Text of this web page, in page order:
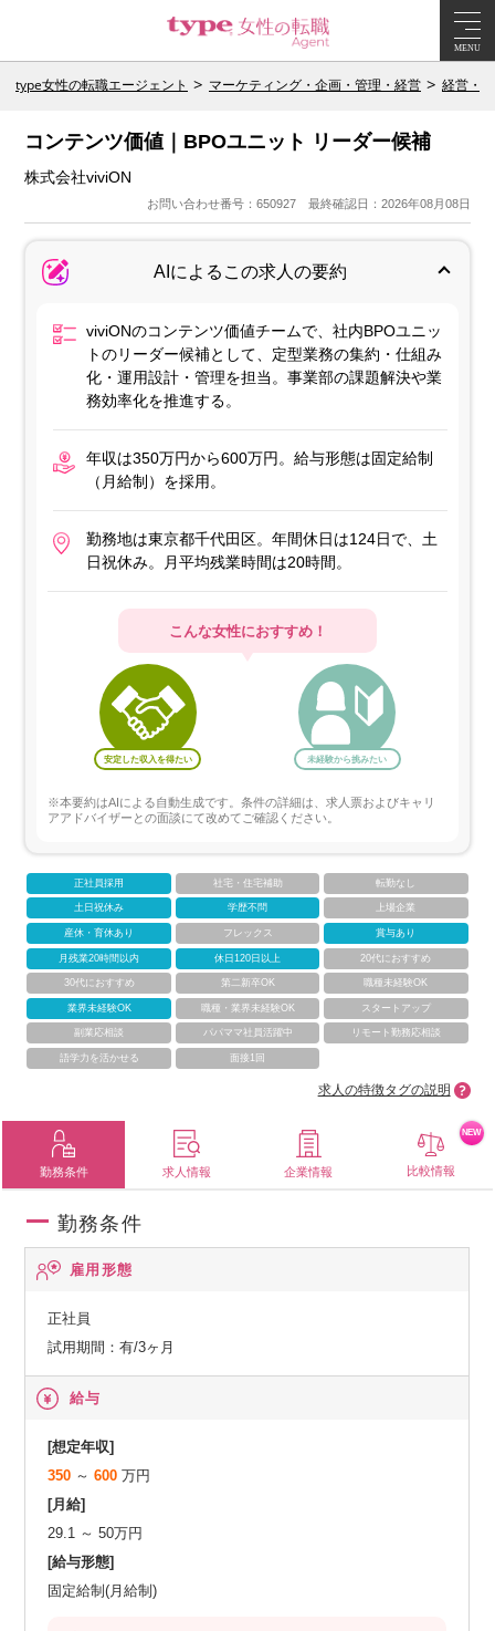
MENU
type女性の転職エージェント マーケティング・企画・管理・経営 経営・
コンテンツ価値｜BPOユニット リーダー候補
株式会社viviON
お問い合わせ番号：650927 最終確認日：2026年08月08日
AIによるこの求人の要約
viviONのコンテンツ価値チームで、社内BPOユニッ
トのリーダー候補として、定型業務の集約・仕組み
化・運用設計・管理を担当。事業部の課題解決や業
務効率化を推進する。
年収は350万円から600万円。給与形態は固定給制
（月給制）を採用。
勤務地は東京都千代田区。年間休日は124日で、土
日祝休み。月平均残業時間は20時間。
こんな女性におすすめ！
安定した収入を得たい 未経験から挑みたい
※本要約はAIによる自動生成です。条件の詳細は、求人票およびキャリ
アアドバイザーとの面談にて改めてご確認ください。
正社員採用 社宅・住宅補助 転勤なし
土日祝休み 学歴不問 上場企業
産休・育休あり フレックス 賞与あり
月残業20時間以内 休日120日以上 20代におすすめ
30代におすすめ 第二新卒OK 職種未経験OK
業界未経験OK 職種・業界未経験OK スタートアップ
副業応相談 パパママ社員活躍中 リモート勤務応相談
語学力を活かせる 面接1回
求人の特徴タグの説明
勤務条件 求人情報 企業情報 比較情報
NEW
勤務条件
雇用形態
正社員
試用期間：有/3ヶ月
給与
[想定年収]
350 ～600 万円
[月給]
29.1 ～ 50万円
[給与形態]
固定給制(月給制)